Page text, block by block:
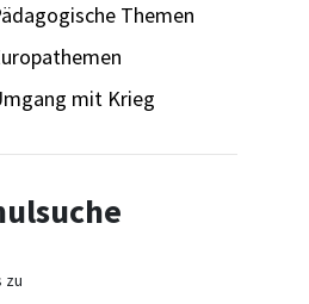
Österreichische
Rechtschreibung
Themen
Begabungs- und
Berufsreifeprüfung
Berufsorientierung
Bildungsstandards
Allg. Informationen
Europaservice
mit Krieg
zu